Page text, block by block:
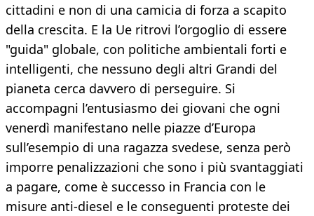
cittadini e non di una camicia di forza a scapito
della crescita. E la Ue ritrovi l’orgoglio di essere
"guida" globale, con politiche ambientali forti e
intelligenti, che nessuno degli altri Grandi del
pianeta cerca davvero di perseguire. Si
accompagni l’entusiasmo dei giovani che ogni
venerdì manifestano nelle piazze d’Europa
sull’esempio di una ragazza svedese, senza però
imporre penalizzazioni che sono i più svantaggiati
a pagare, come è successo in Francia con le
misure anti-diesel e le conseguenti proteste dei